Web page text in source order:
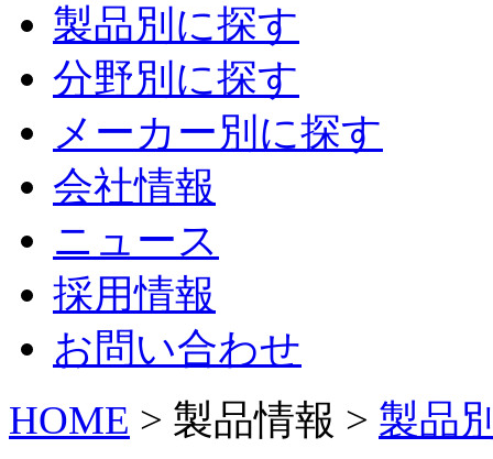
製品別に探す
分野別に探す
メーカー別に探す
会社情報
ニュース
採用情報
お問い合わせ
HOME > 製品情報 > 製品